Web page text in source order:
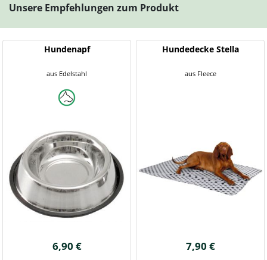
Unsere Empfehlungen zum Produkt
Hundenapf
aus Edelstahl
6,90 €
Hundedecke Stella
aus Fleece
7,90 €